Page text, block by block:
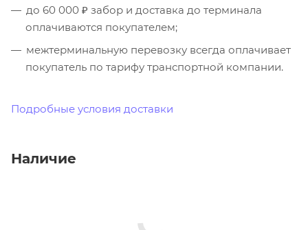
до 60 000 ₽ забор и доставка до терминала
оплачиваются покупателем;
межтерминальную перевозку всегда оплачивает
покупатель по тарифу транспортной компании.
Подробные условия доставки
Наличие